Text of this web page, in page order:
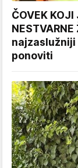
ČOVEK KOJI
najzaslužniji
ponoviti